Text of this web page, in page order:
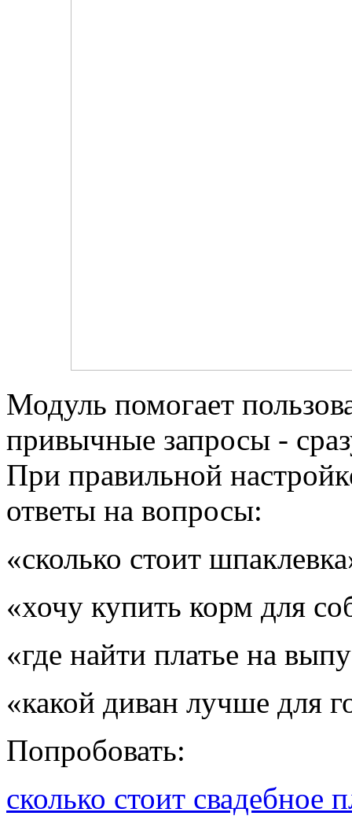
Модуль помогает
привычные запросы -
При правильной
ответы на вопросы:
«сколько стоит
«хочу купить корм для
«где найти платье на
«какой диван лучше для
Попробовать:
сколько стоит свадебное